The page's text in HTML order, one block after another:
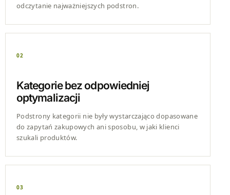
odczytanie najważniejszych podstron.
02
Kategorie bez odpowiedniej
optymalizacji
Podstrony kategorii nie były wystarczająco dopasowane
do zapytań zakupowych ani sposobu, w jaki klienci
szukali produktów.
03